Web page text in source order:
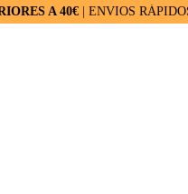
40€| ENVIOS RÁPIDOS: 24/48H